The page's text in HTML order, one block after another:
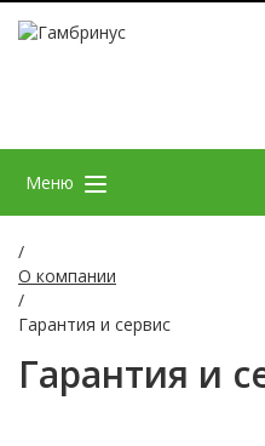
Меню
/
О компании
/
Гарантия и сервис
Гарантия и